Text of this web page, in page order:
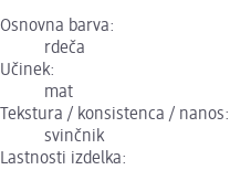
Osnovna barva:
rdeča
Učinek:
mat
Tekstura / konsistenca / nanos:
svinčnik
Lastnosti izdelka: